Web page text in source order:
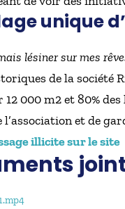
unique
lésiner sur mes
de la société
000 m2 et 80%
l’association et de
illicite sur le site